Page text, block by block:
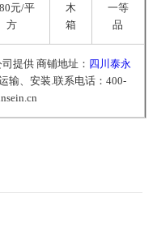
元/平
方
木
箱
一等
品
提供 商铺地址： 四川泰永
输、安装.联系电话：400-